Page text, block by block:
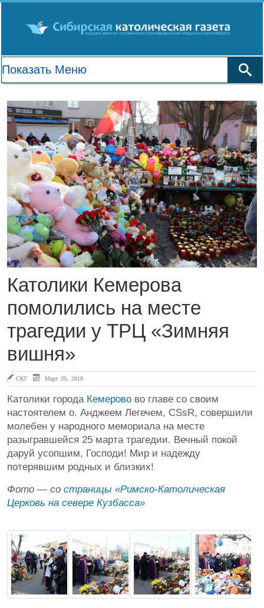
Католики Кемерова
помолились на месте
трагедии у ТРЦ «Зимняя
вишня»
СКГ Март 29, 2018
Католики города Кемерово во главе со своим
настоятелем о. Анджеем Легечем, CSsR, совершили
молебен у народного мемориала на месте
разыгравшейся 25 марта трагедии. Вечный покой
даруй усопшим, Господи! Мир и надежду
потерявшим родных и близких!
Фото — со страницы «Римско-Католическая
Церковь на севере Кузбасса»